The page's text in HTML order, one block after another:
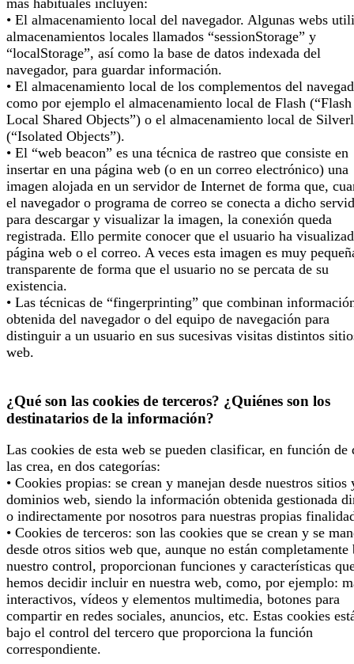
• El almacenamiento local del navegador. Algunas webs
almacenamientos locales llamados “sessionStorage” y
“localStorage”, así como la base de datos indexada del
navegador, para guardar información.
• El almacenamiento local de los complementos del
como por ejemplo el almacenamiento local de Flash (“Flash
Local Shared Objects”) o el almacenamiento local de
(“Isolated Objects”).
• El “web beacon” es una técnica de rastreo que consiste en
insertar en una página web (o en un correo electrónico) una
imagen alojada en un servidor de Internet de forma que,
el navegador o programa de correo se conecta a dicho
para descargar y visualizar la imagen, la conexión queda
registrada. Ello permite conocer que el usuario ha
página web o el correo. A veces esta imagen es muy
transparente de forma que el usuario no se percata de su
existencia.
• Las técnicas de “fingerprinting” que combinan
obtenida del navegador o del equipo de navegación para
distinguir a un usuario en sus sucesivas visitas distintos
web.
¿Qué son las cookies de terceros? ¿Quiénes son los
destinatarios de la información?
Las cookies de esta web se pueden clasificar, en función de
las crea, en dos categorías:
• Cookies propias: se crean y manejan desde nuestros sitios
dominios web, siendo la información obtenida gestionada
o indirectamente por nosotros para nuestras propias
• Cookies de terceros: son las cookies que se crean y se
desde otros sitios web que, aunque no están completamente
nuestro control, proporcionan funciones y características
hemos decidir incluir en nuestra web, como, por ejemplo:
interactivos, vídeos y elementos multimedia, botones para
compartir en redes sociales, anuncios, etc. Estas cookies
bajo el control del tercero que proporciona la función
correspondiente.